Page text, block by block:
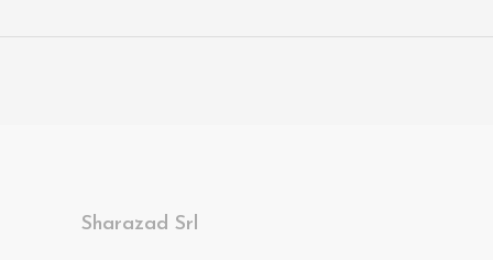
Sharazad Srl